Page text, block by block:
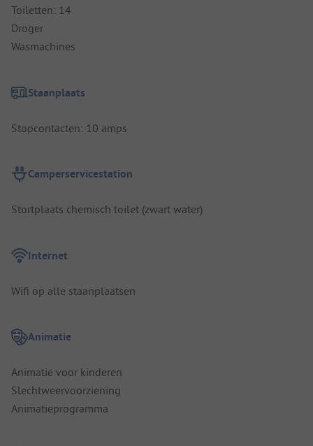
Toiletten: 14
Droger
Wasmachines
Staanplaats
Stopcontacten: 10 amps
Camperservicestation
Stortplaats chemisch toilet (zwart water)
Internet
Wifi op alle staanplaatsen
Animatie
Animatie voor kinderen
Slechtweervoorziening
Animatieprogramma